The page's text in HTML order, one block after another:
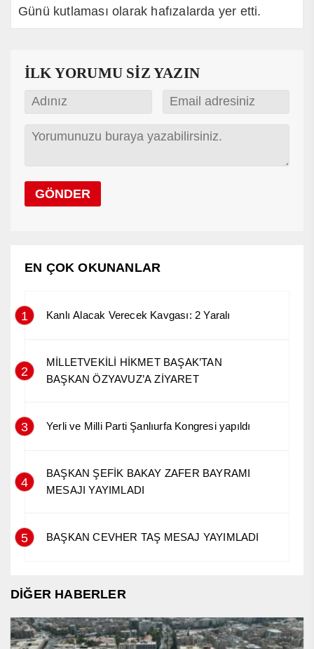
Günü kutlaması olarak hafızalarda yer etti.
İLK YORUMU SİZ YAZIN
EN ÇOK OKUNANLAR
1 Kanlı Alacak Verecek Kavgası: 2 Yaralı
2
MİLLETVEKİLİ HİKMET BAŞAK’TAN
BAŞKAN ÖZYAVUZ’A ZİYARET
3 Yerli ve Milli Parti Şanlıurfa Kongresi yapıldı
4
BAŞKAN ŞEFİK BAKAY ZAFER BAYRAMI
MESAJI YAYIMLADI
5 BAŞKAN CEVHER TAŞ MESAJ YAYIMLADI
DİĞER HABERLER